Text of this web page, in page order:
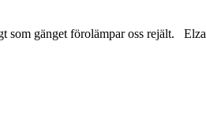
som gänget förolämpar oss rejält. Elza